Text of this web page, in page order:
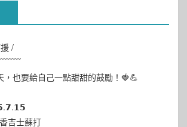
/
，也要給自己一點甜甜的鼓勵！🍓💪
吉士蘇打